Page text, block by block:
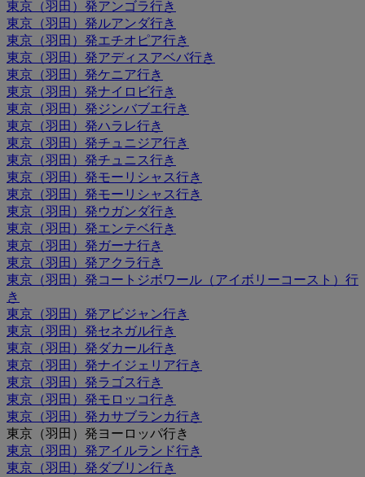
東京（羽田）発アンゴラ行き
東京（羽田）発ルアンダ行き
東京（羽田）発エチオピア行き
東京（羽田）発アディスアベバ行き
東京（羽田）発ケニア行き
東京（羽田）発ナイロビ行き
東京（羽田）発ジンバブエ行き
東京（羽田）発ハラレ行き
東京（羽田）発チュニジア行き
東京（羽田）発チュニス行き
東京（羽田）発モーリシャス行き
東京（羽田）発モーリシャス行き
東京（羽田）発ウガンダ行き
東京（羽田）発エンテベ行き
東京（羽田）発ガーナ行き
東京（羽田）発アクラ行き
東京（羽田）発コートジボワール（アイボリーコースト）行
き
東京（羽田）発アビジャン行き
東京（羽田）発セネガル行き
東京（羽田）発ダカール行き
東京（羽田）発ナイジェリア行き
東京（羽田）発ラゴス行き
東京（羽田）発モロッコ行き
東京（羽田）発カサブランカ行き
東京（羽田）発ヨーロッパ行き
東京（羽田）発アイルランド行き
東京（羽田）発ダブリン行き